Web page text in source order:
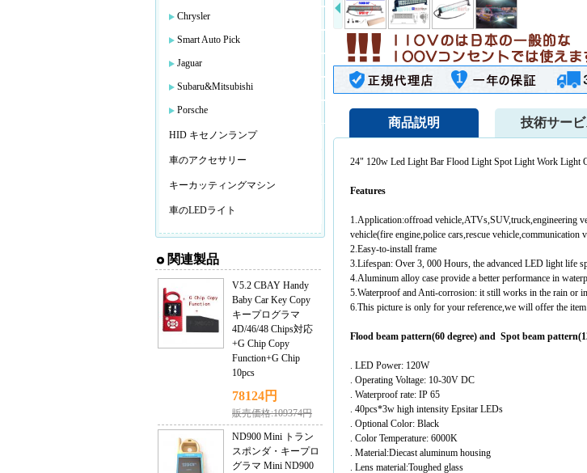
Chrysler
Smart Auto Pick
Jaguar
Subaru&Mitsubishi
Porsche
HID キセノンランプ
車のアクセサリー
キーカッティングマシン
車のLEDライト
関連製品
V5.2 CBAY Handy
Baby Car Key Copy
キープログラマ
4D/46/48 Chips対応
+G Chip Copy
Function+G Chip
10pcs
78124円
販売価格:109374円
ND900 Mini トラン
スポンダ・キープロ
グラマ Mini ND900
商品説明
24" 120w Led Light Bar Flood Light Spot Light Work Light
Features
1.Application:offroad vehicle,ATVs,SUV,truck,engineering
vehicle(fire engine,police cars,rescue
2.Easy-to-install frame
3.Lifespan: Over 3, 000 Hours, the advanced LED light life
4.Aluminum alloy case provide a better performance in
5.Waterproof and Anti-corrosion: it still works in the rain or
6.This picture is only for your reference,we will offer the
Flood beam pattern(60 degree) and Spot beam
. LED Power: 120W
. Operating Voltage: 10-30V DC
. Waterproof rate: IP 65
. 40pcs*3w high intensity Epsitar LEDs
. Optional Color: Black
. Color Temperature: 6000K
. Material:Diecast aluminum housing
. Lens material:Toughed glass
技術サービ